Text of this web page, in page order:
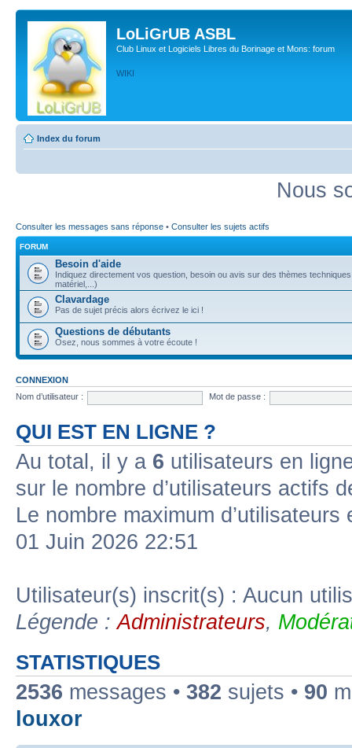
LoLiGrUB ASBL
Club Linux et Logiciels Libres du Borinage et Mons: forum
WIKI
Index du forum
Nous
Consulter les messages sans réponse • Consulter les sujets actifs
FORUM
Besoin d'aide
Indiquez directement vos question, besoin ou avis sur des thèmes
matériel,...)
Clavardage
Pas de sujet précis alors écrivez le ici !
Questions de débutants
Osez, nous sommes à votre écoute !
CONNEXION
Nom d’utilisateur :
Mot de passe :
QUI EST EN LIGNE ?
Au total, il y a 6 utilisateurs en
sur le nombre d’utilisateurs actifs
Le nombre maximum
01 Juin 2026 22:51
Utilisateur(s) inscrit(s) : Aucun
Légende :Administrateurs,
STATISTIQUES
2536 messages • 382 sujets • 90
louxor